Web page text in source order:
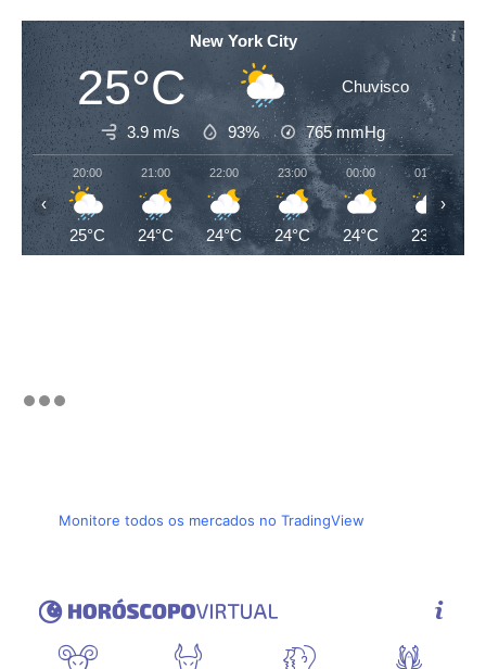
New York City
25°C Chuvisco
3.9 m/s 93% 765mmHg
20:00
25°C
21:00
24°C
22:00
24°C
23:00
24°C
00:00
24°C
01:00
23°C
‹ ›
Monitore todos os mercados no TradingView